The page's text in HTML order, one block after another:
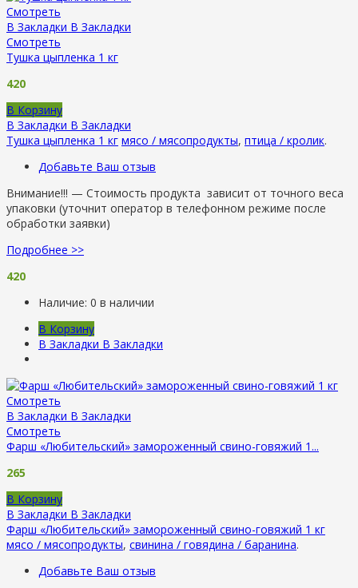
Смотреть
В Закладки В Закладки
Смотреть
Тушка цыпленка 1 кг
420
В Корзину
В Закладки В Закладки
Тушка цыпленка 1 кг мясо / мясопродукты, птица / кролик.
Добавьте Ваш отзыв
Внимание!!! — Стоимость продукта зависит от точного веса
упаковки (уточнит оператор в телефонном режиме после
обработки заявки)
Подробнее >>
420
Наличие: 0 в наличии
В Корзину
В Закладки В Закладки
Смотреть
В Закладки В Закладки
Смотреть
Фарш «Любительский» замороженный свино-говяжий 1...
265
В Корзину
В Закладки В Закладки
Фарш «Любительский» замороженный свино-говяжий 1 кг
мясо / мясопродукты, свинина / говядина / баранина.
Добавьте Ваш отзыв